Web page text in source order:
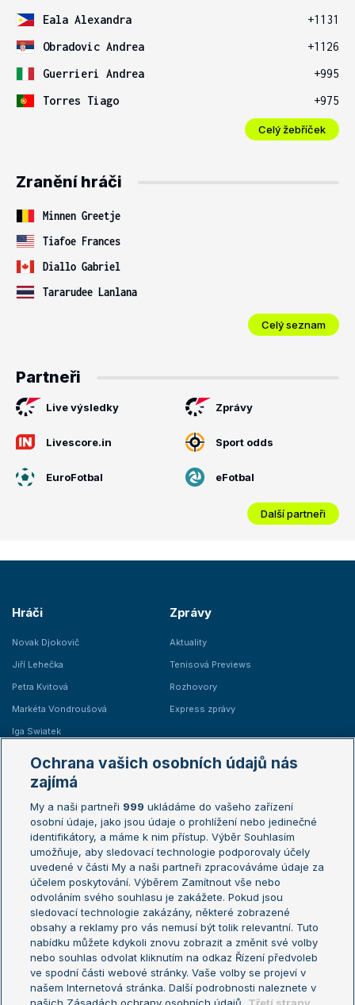
Eala Alexandra
+1131
Obradovic Andrea
+1126
Guerrieri Andrea
+995
Torres Tiago
+975
Celý žebříček
Zranění hráči
Minnen Greetje
Tiafoe Frances
Diallo Gabriel
Tararudee Lanlana
Celý seznam
Partneři
Live výsledky Zprávy
Livescore.in Sport odds
EuroFotbal eFotbal
Další partneři
Hráči
Novak Djokovič
Jiří Lehečka
Petra Kvitová
Markéta Vondroušová
Iga Swiatek
Zprávy
Aktuality
Tenisová Previews
Rozhovory
Express zprávy
Žebříčky
Žebříček ATP (muži)
Žebříček WTA (ženy)
Sázkařský žebříček
Australian Open
French Open
Wimbledon
US Open
Turnaj mistrů
Turnaj mistryň
Aktualní trendy
Fotbalové přestupy
Livesport Daily
Ochrana vašich osobních údajů nás
zajímá
My a naši partneři 999 ukládáme do vašeho zařízení
osobní údaje, jako jsou údaje o prohlížení nebo jedinečné
identifikátory, a máme k nim přístup. Výběr Souhlasím
umožňuje, aby sledovací technologie podporovaly účely
uvedené v části My a naši partneři zpracováváme údaje za
účelem poskytování. Výběrem Zamítnout vše nebo
odvoláním svého souhlasu je zakážete. Pokud jsou
sledovací technologie zakázány, některé zobrazené
obsahy a reklamy pro vás nemusí být tolik relevantní. Tuto
nabídku můžete kdykoli znovu zobrazit a změnit své volby
nebo souhlas odvolat kliknutím na odkaz Řízení předvoleb
ve spodní části webové stránky. Vaše volby se projeví v
našem Internetová stránka. Další podrobnosti naleznete v